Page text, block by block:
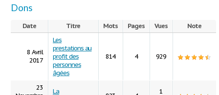
Dons
Date Titre Mots Pages Vues Note
8 Avril
2017
Les
prestations au
profit des
personnes
âgées
814 4 929
23
La
1